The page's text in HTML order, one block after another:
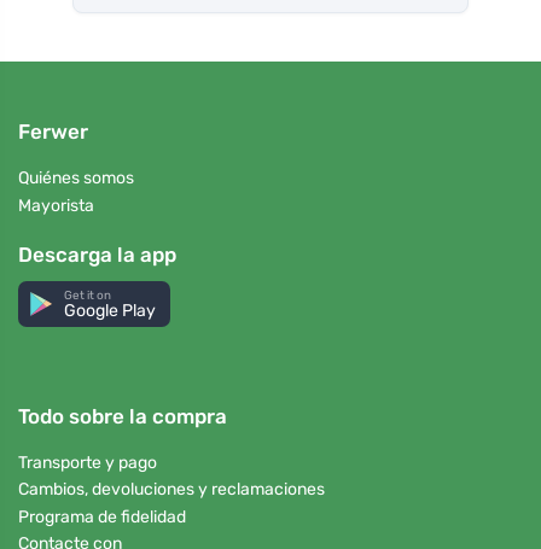
Ferwer
Quiénes somos
Mayorista
Descarga la app
Get it on
Google Play
Todo sobre la compra
Transporte y pago
Cambios, devoluciones y reclamaciones
Programa de fidelidad
Contacte con